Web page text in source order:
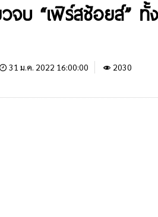
จบ “เฟิร์สช้อยส์” ทั้
31 ม.ค. 2022 16:00:00 2030